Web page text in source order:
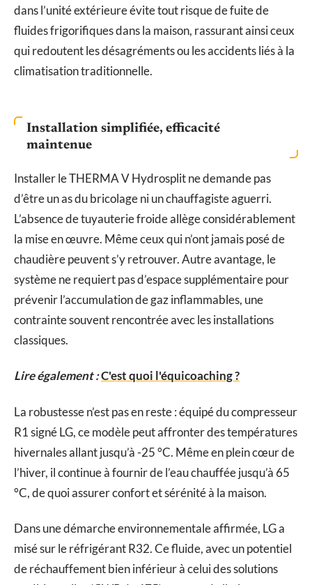
dans l’unité extérieure évite tout risque de fuite de
fluides frigorifiques dans la maison, rassurant ainsi ceux
qui redoutent les désagréments ou les accidents liés à la
climatisation traditionnelle.
Installation simplifiée, efficacité
maintenue
Installer le THERMA V Hydrosplit ne demande pas
d’être un as du bricolage ni un chauffagiste aguerri.
L’absence de tuyauterie froide allège considérablement
la mise en œuvre. Même ceux qui n’ont jamais posé de
chaudière peuvent s’y retrouver. Autre avantage, le
système ne requiert pas d’espace supplémentaire pour
prévenir l’accumulation de gaz inflammables, une
contrainte souvent rencontrée avec les installations
classiques.
Lire également :C'est quoi l'équicoaching ?
La robustesse n’est pas en reste : équipé du compresseur
R1 signé LG, ce modèle peut affronter des températures
hivernales allant jusqu’à -25 °C. Même en plein cœur de
l’hiver, il continue à fournir de l’eau chauffée jusqu’à 65
°C, de quoi assurer confort et sérénité à la maison.
Dans une démarche environnementale affirmée, LG a
misé sur le réfrigérant R32. Ce fluide, avec un potentiel
de réchauffement bien inférieur à celui des solutions